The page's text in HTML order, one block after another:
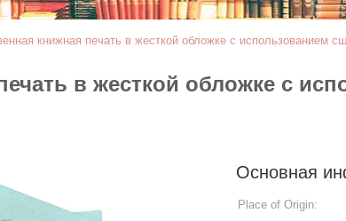
книжная печать в жесткой обложке с использованием
в жесткой обложке с
Основная
Place of Origin: